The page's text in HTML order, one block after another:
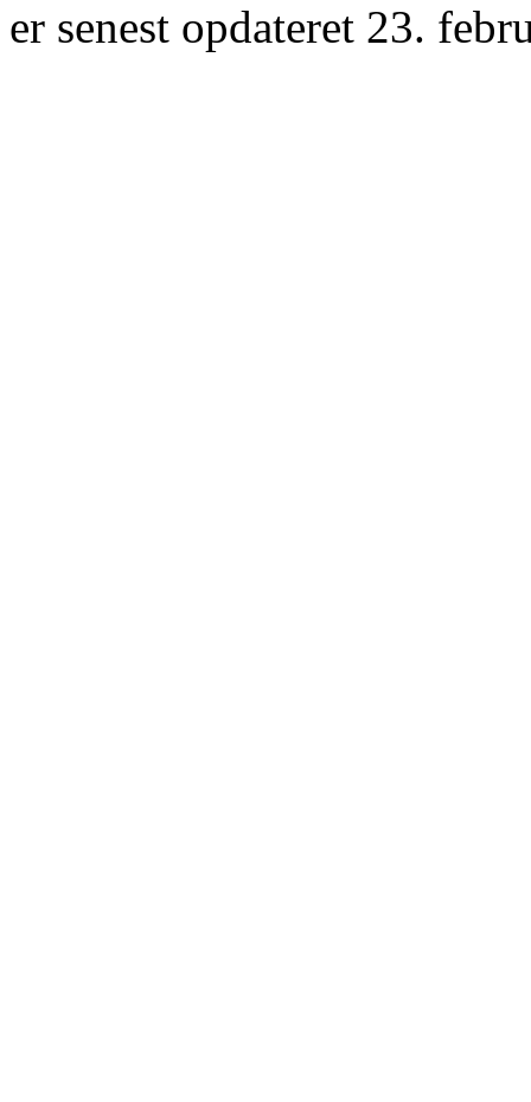
er senest opdateret 23.